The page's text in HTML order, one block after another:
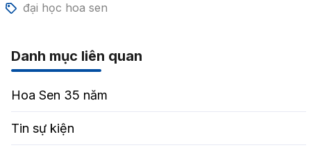
đại học hoa sen
Danh mục liên quan
Hoa Sen 35 năm
Tin sự kiện